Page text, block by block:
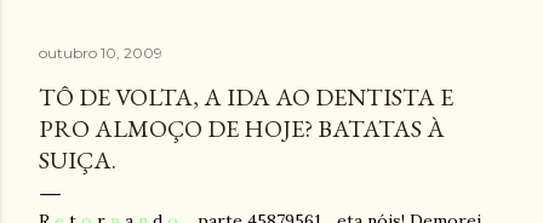
outubro 10, 2009
TÔ DE VOLTA, A IDA AO DENTISTA E
PRO ALMOÇO DE HOJE? BATATAS À
SUIÇA.